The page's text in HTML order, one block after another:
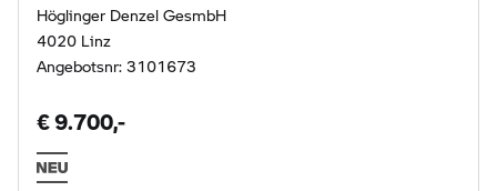
Höglinger Denzel GesmbH
4020 Linz
Angebotsnr: 3101673
€ 9.700,-